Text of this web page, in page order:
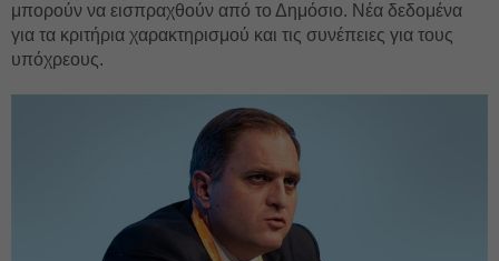
μπορούν να εισπραχθούν από το Δημόσιο. Νέα δεδομένα
για τα κριτήρια χαρακτηρισμού και τις συνέπειες για τους
υπόχρεους.